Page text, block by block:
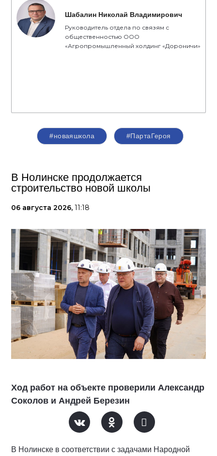
Шабалин Николай Владимирович
Руководитель отдела по связям с
общественностью ООО
«Агропромышленный холдинг «Дороничи»
#новаяшкола #ПартаГероя
В Нолинске продолжается
строительство новой школы
06 августа 2026, 11:18
Ход работ на объекте проверили Александр
Соколов и Андрей Березин
В Нолинске в соответствии с задачами Народной